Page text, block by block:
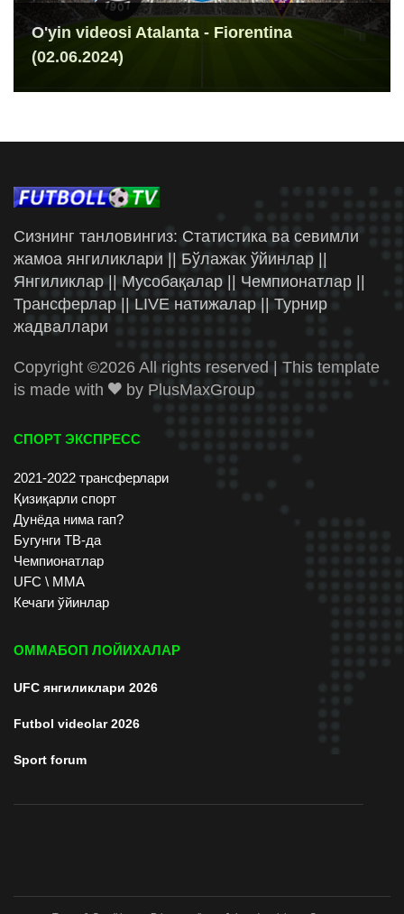
O'yin videosi Atalanta - Fiorentina
(02.06.2024)
Сизнинг танловингиз: Статистика ва севимли
жамоа янгиликлари || Бўлажак ўйинлар ||
Янгиликлар || Мусобақалар || Чемпионатлар ||
Трансферлар || LIVE натижалар || Турнир
жадваллари
Copyright ©2026 All rights reserved | This template
is made with
by PlusMaxGroup
СПОРТ ЭКСПРЕСС
2021-2022 трансферлари
Қизиқарли спорт
Дунёда нима гап?
Бугунги ТВ-да
Чемпионатлар
UFC \ ММА
Кечаги ўйинлар
ОММАБОП ЛОЙИХАЛАР
UFC янгиликлари 2026
Futbol videolar 2026
Sport forum